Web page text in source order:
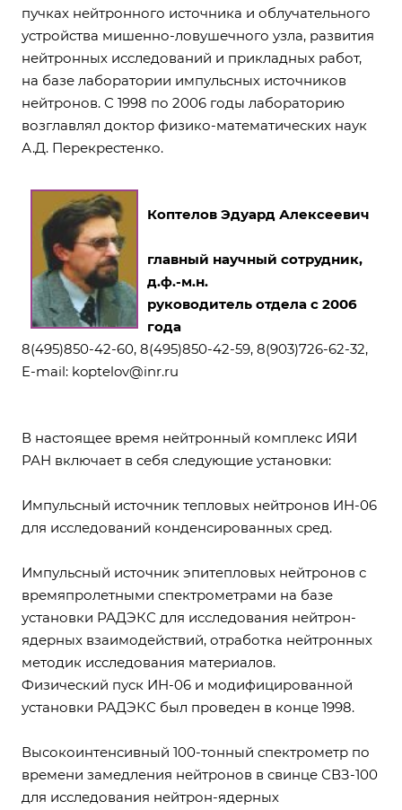
пучках нейтронного источника и облучательного
устройства мишенно-ловушечного узла, развития
нейтронных исследований и прикладных работ,
на базе лаборатории импульсных источников
нейтронов. С 1998 по 2006 годы лабораторию
возглавлял доктор физико-математических наук
А.Д. Перекрестенко.
Коптелов Эдуард Алексеевич
главный научный сотрудник,
д.ф.-м.н.
руководитель отдела с 2006
года
8(495)850-42-60, 8(495)850-42-59, 8(903)726-62-32,
E-mail: koptelov@inr.ru
В настоящее время нейтронный комплекс ИЯИ
РАН включает в себя следующие установки:
Импульсный источник тепловых нейтронов ИН-06
для исследований конденсированных сред.
Импульсный источник эпитепловых нейтронов с
времяпролетными спектрометрами на базе
установки РАДЭКС для исследования нейтрон-
ядерных взаимодействий, отработка нейтронных
методик исследования материалов.
Физический пуск ИН-06 и модифицированной
установки РАДЭКС был проведен в конце 1998.
Высокоинтенсивный 100-тонный спектрометр по
времени замедления нейтронов в свинце СВЗ-100
для исследования нейтрон-ядерных